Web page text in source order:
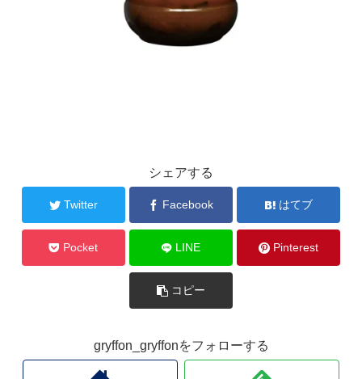
シェアする
Twitter Facebook はてブ
Pocket LINE Pinterest
コピー
gryffon_gryffonをフォローする